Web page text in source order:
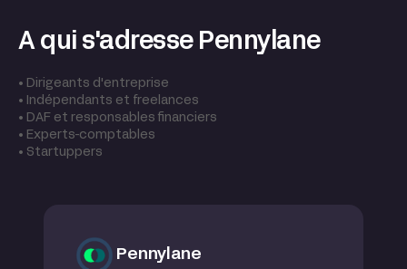
A qui s'adresse Pennylane
• Dirigeants d'entreprise
• Indépendants et freelances
• DAF et responsables financiers
• Experts-comptables
• Startuppers
Pennylane